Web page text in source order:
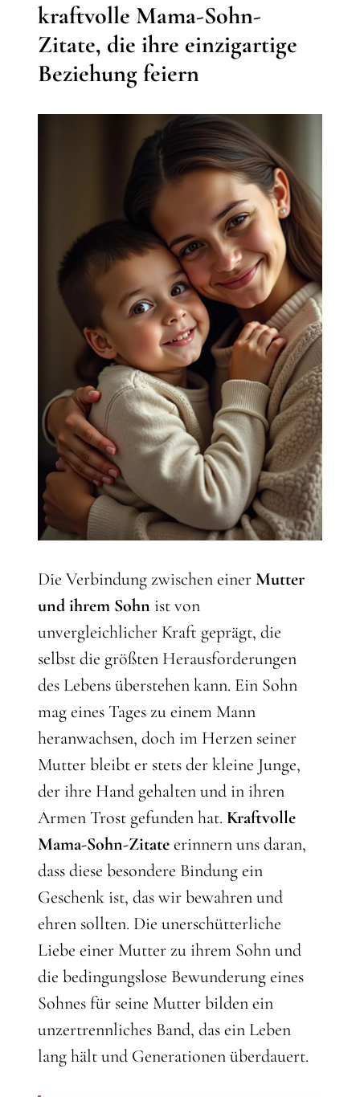
kraftvolle Mama-Sohn-
Zitate, die ihre einzigartige
Beziehung feiern
Die Verbindung zwischen einerMutter
und ihrem Sohn ist von
unvergleichlicher Kraft geprägt, die
selbst die größten Herausforderungen
des Lebens überstehen kann. Ein Sohn
mag eines Tages zu einem Mann
heranwachsen, doch im Herzen seiner
Mutter bleibt er stets der kleine Junge,
der ihre Hand gehalten und in ihren
Armen Trost gefunden hat.Kraftvolle
Mama-Sohn-Zitateerinnern uns daran,
dass diese besondere Bindung ein
Geschenk ist, das wir bewahren und
ehren sollten. Die unerschütterliche
Liebe einer Mutter zu ihrem Sohn und
die bedingungslose Bewunderung eines
Sohnes für seine Mutter bilden ein
unzertrennliches Band, das ein Leben
lang hält und Generationen überdauert.